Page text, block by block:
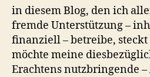
in diesem Blog, den ich
fremde Unterstützung –
finanziell – betreibe,
möchte meine
Erachtens nutzbringende